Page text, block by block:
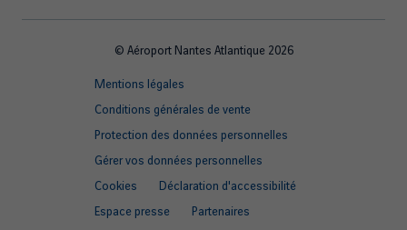
© Aéroport Nantes Atlantique 2026
Mentions légales
Conditions générales de vente
Protection des données personnelles
Gérer vos données personnelles
Cookies
Déclaration d'accessibilité
Espace presse
Partenaires